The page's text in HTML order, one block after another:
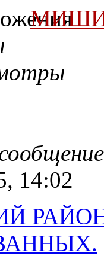
14:02